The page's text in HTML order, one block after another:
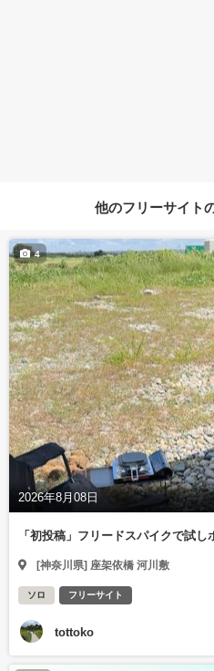
他のフリーサイト
2026年8月08日
4
「初投稿」フリードスパイクで試し
[神奈川県] 座架依橋 河川敷
ソロ フリーサイト
tottoko